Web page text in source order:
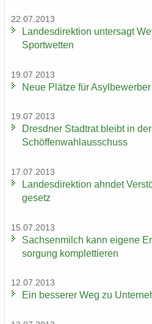
22.07.2013
Lan­des­di­rek­ti­on un­ter­sagt
Sport­wet­ten
19.07.2013
Neue Plät­ze für
19.07.2013
Dresd­ner Stadt­rat bleibt in
Schöf­fen­wahl­aus­schuss
17.07.2013
Lan­des­di­rek­ti­on ahn­det
ge­setz
15.07.2013
Sach­sen­milch kann ei­ge­ne
sor­gung kom­plet­tie­ren
12.07.2013
Ein bes­se­rer Weg zu